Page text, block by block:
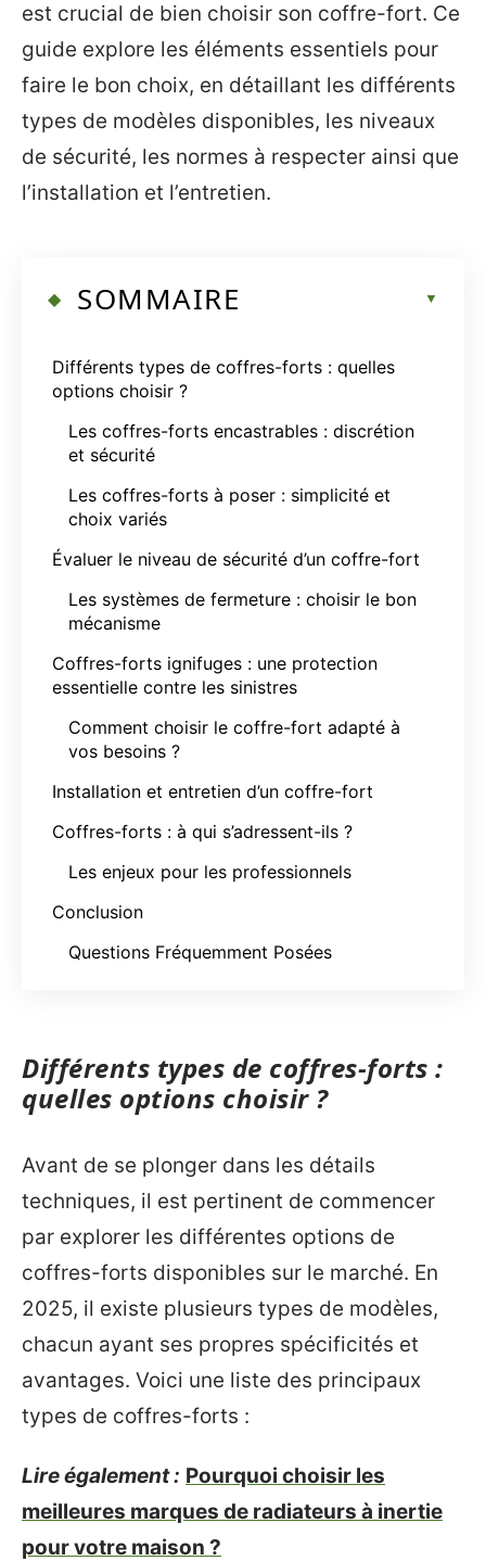
est crucial de bien choisir son coffre-fort. Ce
guide explore les éléments essentiels pour
faire le bon choix, en détaillant les différents
types de modèles disponibles, les niveaux
de sécurité, les normes à respecter ainsi que
l’installation et l’entretien.
SOMMAIRE
Différents types de coffres-forts : quelles
options choisir ?
Les coffres-forts encastrables : discrétion
et sécurité
Les coffres-forts à poser : simplicité et
choix variés
Évaluer le niveau de sécurité d’un coffre-fort
Les systèmes de fermeture : choisir le bon
mécanisme
Coffres-forts ignifuges : une protection
essentielle contre les sinistres
Comment choisir le coffre-fort adapté à
vos besoins ?
Installation et entretien d’un coffre-fort
Coffres-forts : à qui s’adressent-ils ?
Les enjeux pour les professionnels
Conclusion
Questions Fréquemment Posées
Différents types de coffres-forts :
quelles options choisir ?
Avant de se plonger dans les détails
techniques, il est pertinent de commencer
par explorer les différentes options de
coffres-forts disponibles sur le marché. En
2025, il existe plusieurs types de modèles,
chacun ayant ses propres spécificités et
avantages. Voici une liste des principaux
types de coffres-forts :
Lire également : Pourquoi choisir les
meilleures marques de radiateurs à inertie
pour votre maison ?